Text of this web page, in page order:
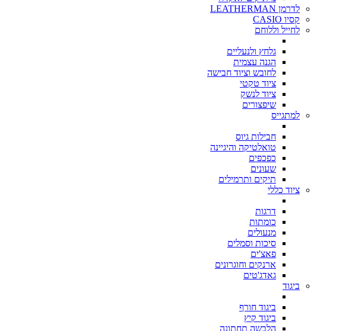
לדרמן LEATHERMAN
קסיו CASIO
לחייל וללוחם
גלחץ ולנעליים
הגנה עצמית
לחובש וציוד חבישה
ציוד טקטי
ציוד לנשק
שיפצורים
למתגייס
חבילות גיוס
טואלטיקה והיגיינה
כפכפים
שעונים
תיקים ותרמילים
ציוד כללי
דרגות
כומתות
מנעולים
סיכות וסמלים
פאצ'ים
ארנקים וחוגרונים
גאדג'טים
ביגוד
ביגוד חורף
ביגוד קיץ
הלבשה תחתונה